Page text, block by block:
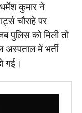
कुमार ने
चौराहे पर
पुलिस को मिली तो
में भर्ती
गई।